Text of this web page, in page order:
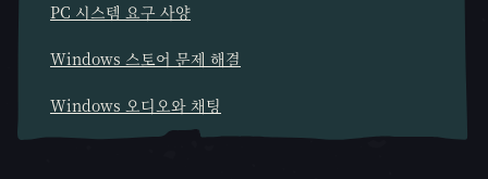
PC 시스템 요구 사양
Windows 스토어 문제 해결
Windows 오디오와 채팅